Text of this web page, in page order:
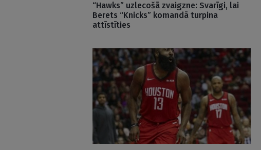
“Hawks” uzlecošā zvaigzne: Svarīgi, lai
Berets “Knicks” komandā turpina
attīstīties